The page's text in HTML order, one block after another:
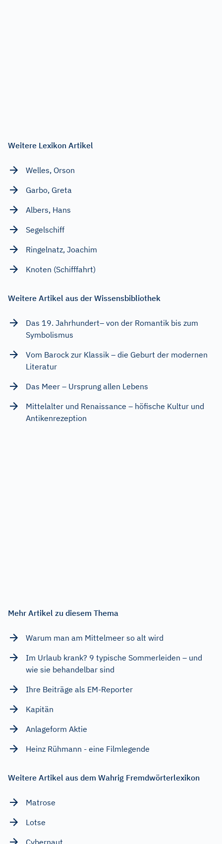
Weitere Lexikon Artikel
Welles, Orson
Garbo, Greta
Albers, Hans
Segelschiff
Ringelnatz, Joachim
Knoten (Schifffahrt)
Weitere Artikel aus der Wissensbibliothek
Das 19. Jahrhundert– von der Romantik bis zum
Symbolismus
Vom Barock zur Klassik – die Geburt der modernen
Literatur
Das Meer – Ursprung allen Lebens
Mittelalter und Renaissance – höfische Kultur und
Antikenrezeption
Mehr Artikel zu diesem Thema
Warum man am Mittelmeer so alt wird
Im Urlaub krank? 9 typische Sommerleiden – und
wie sie behandelbar sind
Ihre Beiträge als EM-Reporter
Kapitän
Anlageform Aktie
Heinz Rühmann - eine Filmlegende
Weitere Artikel aus dem Wahrig Fremdwörterlexikon
Matrose
Lotse